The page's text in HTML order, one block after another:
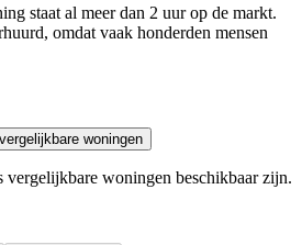
staat al meer dan 2 uur op de markt.
omdat vaak honderden mensen
woningen
vergelijkbare woningen beschikbaar zijn.